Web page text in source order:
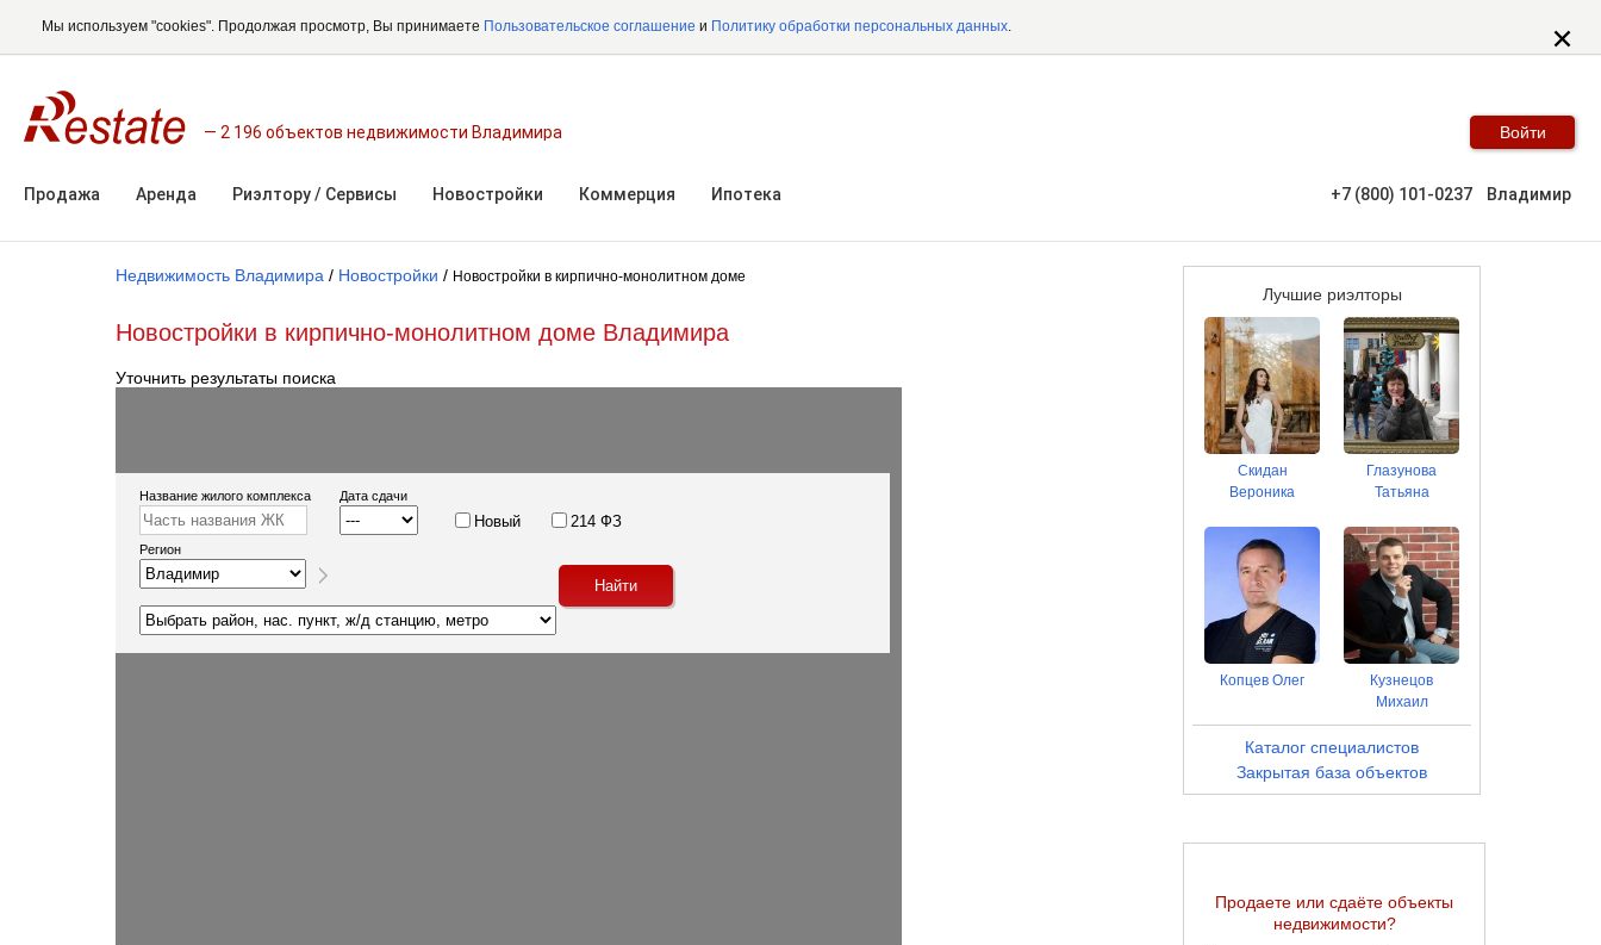
Мы используем "cookies". Продолжая просмотр, Вы принимаете Пользовательское соглашение и Политику обработки персональных данных.
2 196 объектов недвижимости Владимира Войти
Продажа Аренда Риэлтору / Сервисы Новостройки Коммерция Ипотека +7 (800) 101-0237 Владимир
Недвижимость Владимира / Новостройки / Новостройки в кирпично-монолитном доме
Новостройки в кирпично-монолитном доме Владимира
Уточнить результаты поиска
Название жилого комплекса Дата сдачи
Новый 214 ФЗ
Регион
Лучшие риэлторы
Скидан
Вероника
Глазунова
Татьяна
Копцев Олег
Кузнецов
Михаил
Каталог специалистов
Закрытая база объектов
Продаете или сдаёте объекты
недвижимости?